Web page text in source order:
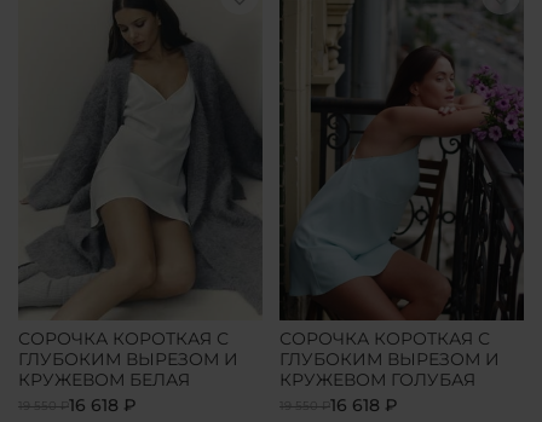
СОРОЧКА КОРОТКАЯ С
ГЛУБОКИМ ВЫРЕЗОМ И
КРУЖЕВОМ БЕЛАЯ
19 550 ₽16 618 ₽
СОРОЧКА КОРОТКАЯ С
ГЛУБОКИМ ВЫРЕЗОМ И
КРУЖЕВОМ ГОЛУБАЯ
19 550 ₽16 618 ₽